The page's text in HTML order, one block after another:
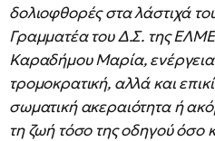
δολιοφθορές στα λάστιχά
Γραμματέα του Δ.Σ. της
Καραδήμου Μαρία, ενέργεια
τρομοκρατική, αλλά και
σωματική ακεραιότητα ή
τη ζωή τόσο της οδηγού όσο